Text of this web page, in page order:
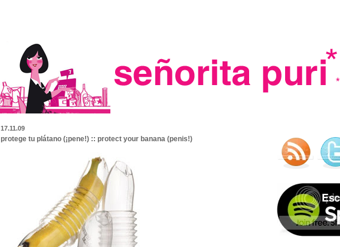
17.11.09
protege tu plátano (¡pene!) :: protect your banana (penis!)